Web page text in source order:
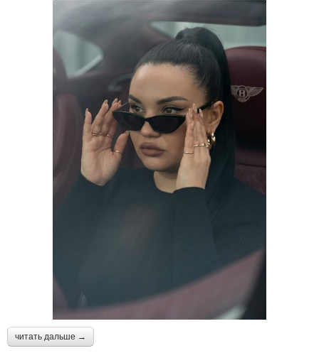
читать дальше →